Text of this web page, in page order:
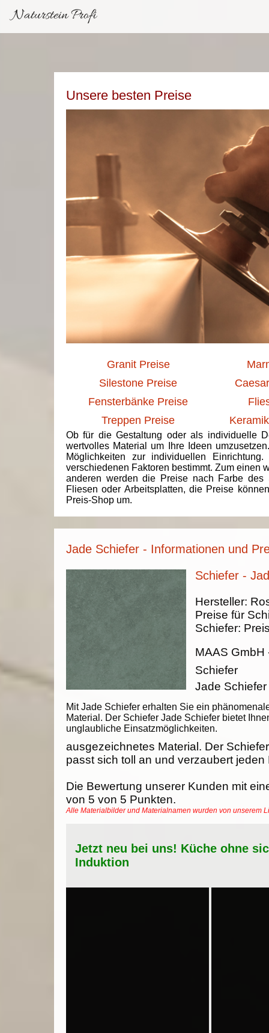
Naturstein Profi
Unsere besten Preise
Granit Preise
Silestone Preise
Fensterbänke Preise
Treppen Preise
Ob für die Gestaltung oder als individuelle
wertvolles Material um Ihre Ideen
Möglichkeiten zur individuellen
verschiedenen Faktoren bestimmt. Zum einen
anderen werden die Preise nach Farbe des
Fliesen oder Arbeitsplatten, die Preise
Preis-Shop um.
Jade Schiefer - Informationen und
Schiefer -
Mit Jade Schiefer erhalten Sie ein
Material. Der Schiefer Jade Schiefer bietet
unglaubliche Einsatzmöglichkeiten.
Hersteller:
Preise für
Schiefer:
MAAS GmbH
Schiefer
Jade Schiefer
ausgezeichnetes Material. Der
passt sich toll an und verzaubert jeden
Die Bewertung unserer Kunden mit
von 5 von 5 Punkten.
Alle Materialbilder und Materialnamen wurden von unserem
Jetzt neu bei uns! Küche ohne
Induktion